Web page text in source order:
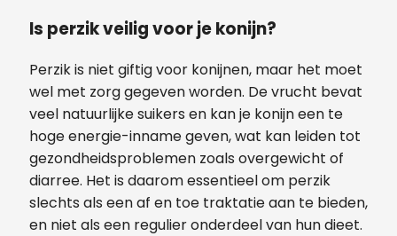
Is perzik veilig voor je konijn?
Perzik is niet giftig voor konijnen, maar het moet
wel met zorg gegeven worden. De vrucht bevat
veel natuurlijke suikers en kan je konijn een te
hoge energie-inname geven, wat kan leiden tot
gezondheidsproblemen zoals overgewicht of
diarree. Het is daarom essentieel om perzik
slechts als een af en toe traktatie aan te bieden,
en niet als een regulier onderdeel van hun dieet.